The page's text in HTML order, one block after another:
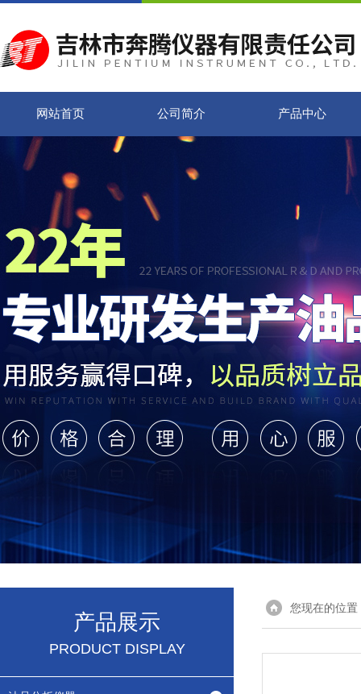
网站首页 公司简介 产品中心
产品展示
PRODUCT DISPLAY
您现在的位置